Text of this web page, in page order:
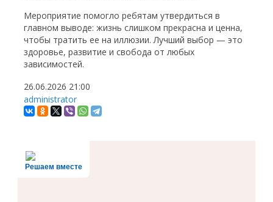
Мероприятие помогло ребятам утвердиться в
главном выводе: жизнь слишком прекрасна и ценна,
чтобы тратить ее на иллюзии. Лучший выбор — это
здоровье, развитие и свобода от любых
зависимостей.
26.06.2026 21:00
administrator
Решаем вместе